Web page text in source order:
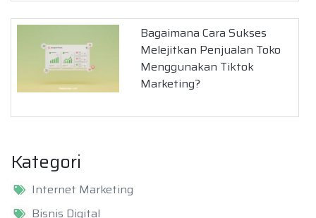
Bagaimana Cara Sukses
Melejitkan Penjualan Toko
Menggunakan Tiktok
Marketing?
Kategori
Internet Marketing
Bisnis Digital